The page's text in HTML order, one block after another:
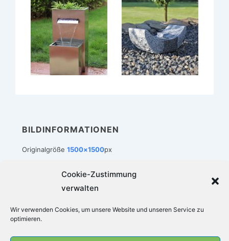
Cookie-Zustimmung
verwalten
Wir verwenden Cookies, um unsere Website und unseren Service zu
optimieren.
BILDINFORMATIONEN
Originalgröße 1500×1500px
Menü
Datenschutz
Copyright © 2026Zimmerbrunnen-Welt|